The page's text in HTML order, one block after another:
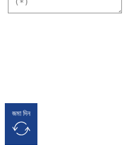
জমা দিন